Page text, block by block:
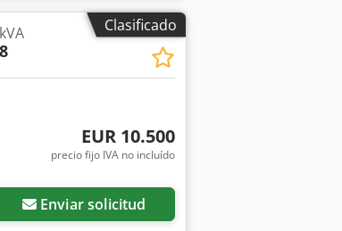
Clasificado
EUR 10.500
precio fijo IVA no incluído
Enviar solicitud